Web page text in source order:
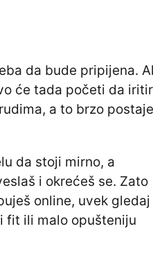
da bude pripijena.
će tada početi da
a to brzo postaje
da stoji mirno, a
i okrećeš se. Zato
online, uvek gledaj
fit ili malo opušteniju